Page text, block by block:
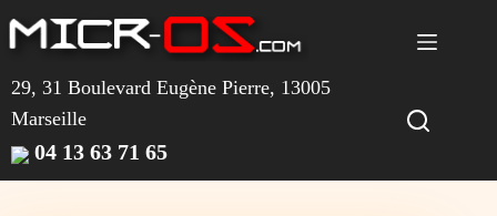
au
contenu
29, 31 Boulevard Eugène Pierre, 13005
Marseille
04 13 63 71 65